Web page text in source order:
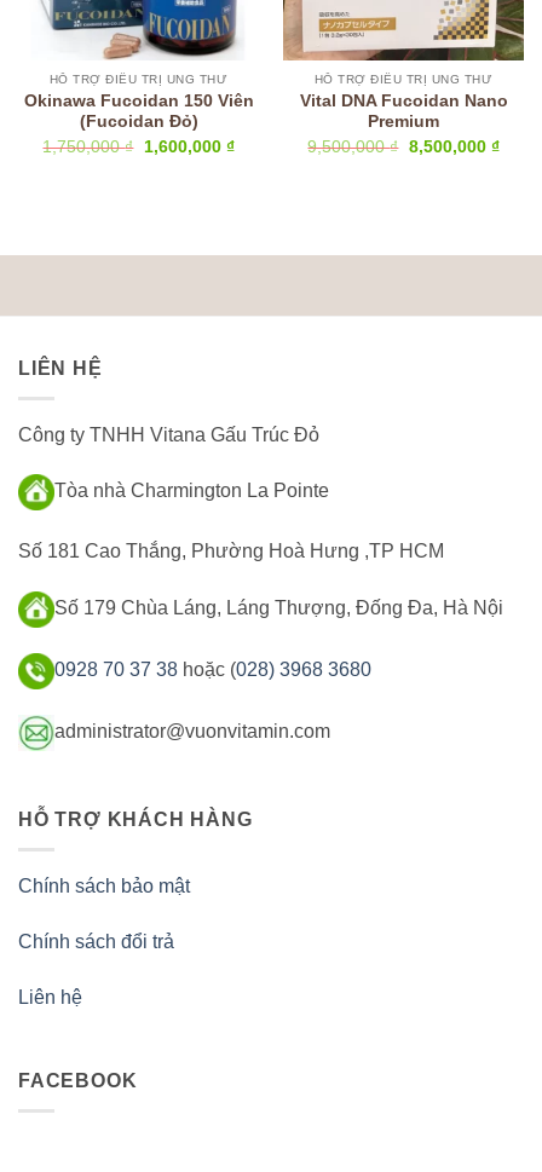
HỖ TRỢ ĐIỀU TRỊ UNG THƯ
Okinawa Fucoidan 150 Viên
(Fucoidan Đỏ)
1,750,000₫
Giá
1,600,000 ₫Giá
HỖ TRỢ ĐIỀU TRỊ UNG THƯ
Vital DNA Fucoidan Nano
Premium
9,500,000₫ Giá
8,500,000 ₫Giá
LIÊN HỆ
Công ty TNHH Vitana Gấu Trúc Đỏ
Tòa nhà Charmington La Pointe
Số 181 Cao Thắng, Phường Hoà Hưng ,TP HCM
Số 179 Chùa Láng, Láng Thượng, Đống Đa, Hà Nội
0928 70 37 38 hoặc (028) 3968 3680
administrator@vuonvitamin.com
HỖ TRỢ KHÁCH HÀNG
Chính sách bảo mật
Chính sách đổi trả
Liên hệ
FACEBOOK